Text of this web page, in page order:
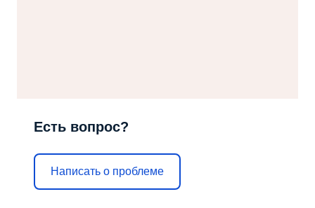
Есть вопрос?
Написать о проблеме